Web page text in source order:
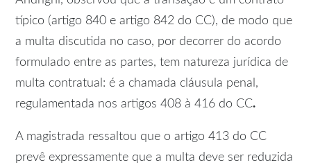
típico (artigo 840 e artigo 842 do CC), de modo que
a multa discutida no caso, por decorrer do acordo
formulado entre as partes, tem natureza jurídica de
multa contratual: é a chamada cláusula penal,
regulamentada nos artigos 408 à 416 do CC.
A magistrada ressaltou que o artigo 413 do CC
prevê expressamente que a multa deve ser reduzida